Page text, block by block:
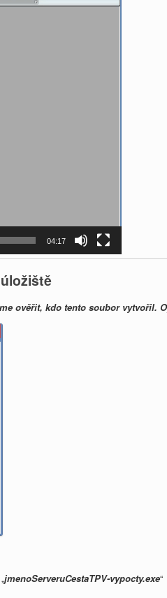
04:17
ověřit, kdo tento soubor vytvořil.
jmenoServeruCestaTPV-vypocty.exe“